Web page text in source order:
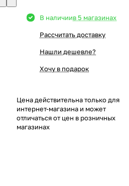
В наличиив 5 магазинах
Рассчитать доставку
Нашли дешевле?
Хочу в подарок
Цена действительна только для
интернет-магазина и может
отличаться от цен в розничных
магазинах